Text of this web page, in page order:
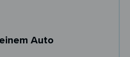
Auto